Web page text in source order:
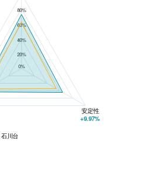
80%
60%
40%
20%
0%
川台
安定性
+9.97%